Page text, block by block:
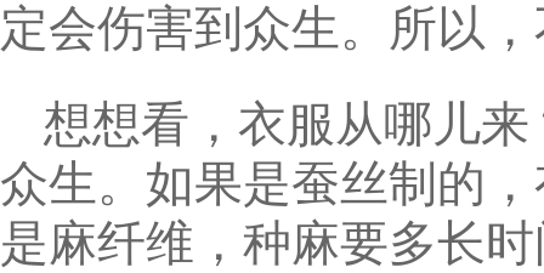
定会伤害到众生。所以
想想看，衣服从哪儿
众生。如果是蚕丝制的
是麻纤维，种麻要多长